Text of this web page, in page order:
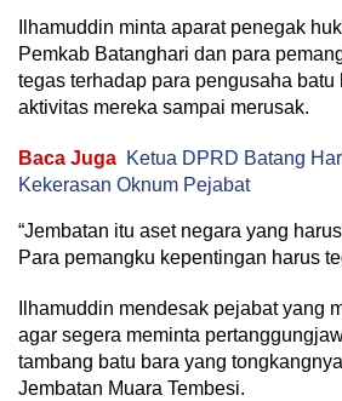
Ilhamuddin minta aparat penegak
Pemkab Batanghari dan para
tegas terhadap para pengusaha batu
aktivitas mereka sampai merusak.
Baca Juga Ketua DPRD Batang
Kekerasan Oknum Pejabat
“Jembatan itu aset negara yang
Para pemangku kepentingan harus
Ilhamuddin mendesak pejabat yang
agar segera meminta
tambang batu bara yang
Jembatan Muara Tembesi.